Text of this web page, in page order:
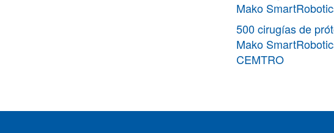
Mako
500 cirugías de
Mako
CEMTRO